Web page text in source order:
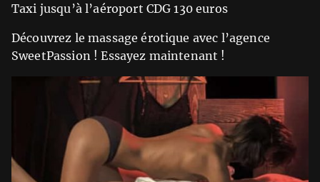
Taxi jusqu’à l’aéroport CDG 130 euros
Découvrez le massage érotique avec l’agence
SweetPassion ! Essayez maintenant !